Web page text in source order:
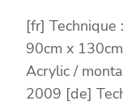
[fr] Technique
90cm x
Acrylic /
2009 [de]